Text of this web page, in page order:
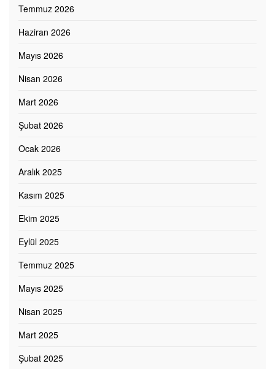
Temmuz 2026
Haziran 2026
Mayıs 2026
Nisan 2026
Mart 2026
Şubat 2026
Ocak 2026
Aralık 2025
Kasım 2025
Ekim 2025
Eylül 2025
Temmuz 2025
Mayıs 2025
Nisan 2025
Mart 2025
Şubat 2025